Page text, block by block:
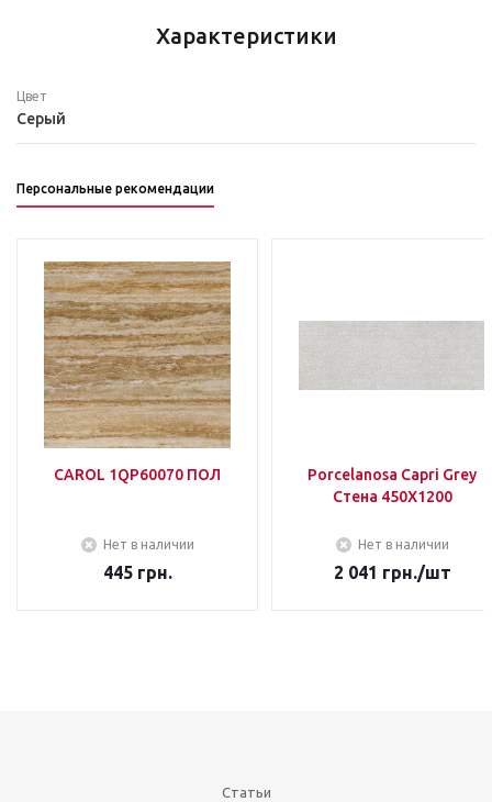
Характеристики
Цвет
Серый
Персональные рекомендации
CAROL 1QP60070 ПОЛ
Нет в наличии
445грн.
Porcelanosa Capri Grey
Стена 450Х1200
Нет в наличии
2 041 грн./шт
Статьи